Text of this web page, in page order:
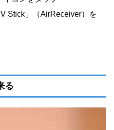
Stick」（AirReceiver）を
る